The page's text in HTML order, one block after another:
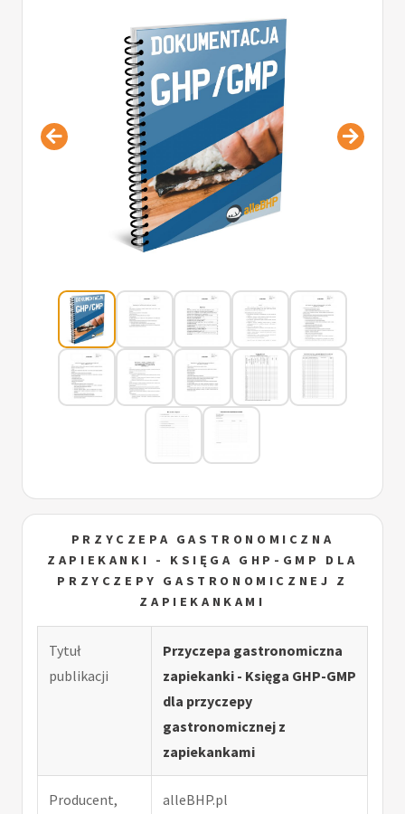
PRZYCZEPA GASTRONOMICZNA
ZAPIEKANKI - KSIĘGA GHP-GMP DLA
PRZYCZEPY GASTRONOMICZNEJ Z
ZAPIEKANKAMI
Tytuł
publikacji
Przyczepa gastronomiczna
zapiekanki - Księga GHP-GMP
dla przyczepy
gastronomicznej z
zapiekankami
Producent,
alleBHP.pl